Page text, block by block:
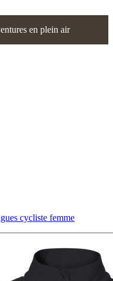
en plein air
cycliste femme